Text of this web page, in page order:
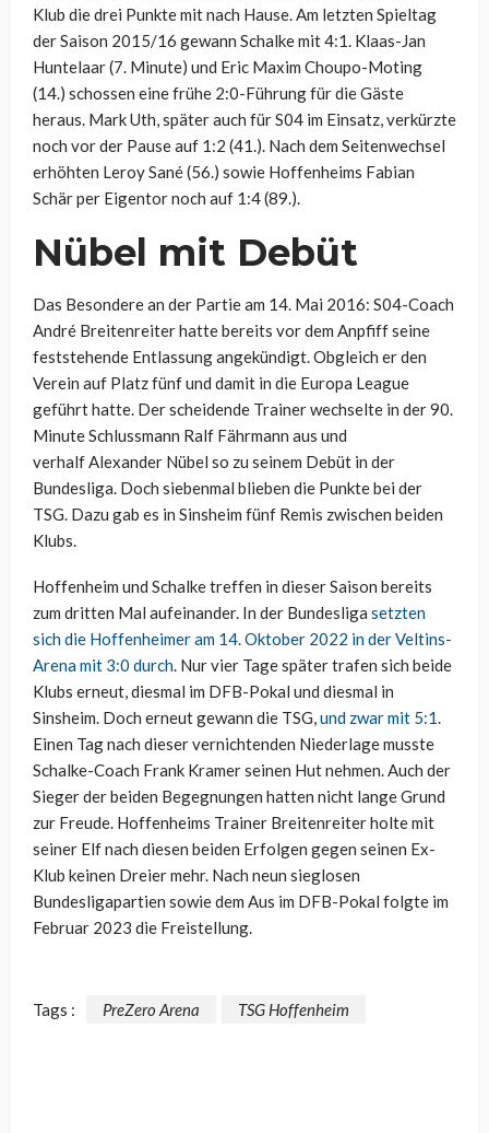
Klub die drei Punkte mit nach Hause. Am letzten Spieltag
der Saison 2015/16 gewann Schalke mit 4:1. Klaas-Jan
Huntelaar (7. Minute) und Eric Maxim Choupo-Moting
(14.) schossen eine frühe 2:0-Führung für die Gäste
heraus. Mark Uth, später auch für S04 im Einsatz, verkürzte
noch vor der Pause auf 1:2 (41.). Nach dem Seitenwechsel
erhöhten Leroy Sané (56.) sowie Hoffenheims Fabian
Schär per Eigentor noch auf 1:4 (89.).
Nübel mit Debüt
Das Besondere an der Partie am 14. Mai 2016: S04-Coach
André Breitenreiter hatte bereits vor dem Anpfiff seine
feststehende Entlassung angekündigt. Obgleich er den
Verein auf Platz fünf und damit in die Europa League
geführt hatte. Der scheidende Trainer wechselte in der 90.
Minute Schlussmann Ralf Fährmann aus und
verhalf Alexander Nübel so zu seinem Debüt in der
Bundesliga. Doch siebenmal blieben die Punkte bei der
TSG. Dazu gab es in Sinsheim fünf Remis zwischen beiden
Klubs.
Hoffenheim und Schalke treffen in dieser Saison bereits
zum dritten Mal aufeinander. In der Bundesliga setzten
sich die Hoffenheimer am 14. Oktober 2022 in der Veltins-
Arena mit 3:0 durch. Nur vier Tage später trafen sich beide
Klubs erneut, diesmal im DFB-Pokal und diesmal in
Sinsheim. Doch erneut gewann die TSG,und zwar mit 5:1.
Einen Tag nach dieser vernichtenden Niederlage musste
Schalke-Coach Frank Kramer seinen Hut nehmen. Auch der
Sieger der beiden Begegnungen hatten nicht lange Grund
zur Freude. Hoffenheims Trainer Breitenreiter holte mit
seiner Elf nach diesen beiden Erfolgen gegen seinen Ex-
Klub keinen Dreier mehr. Nach neun sieglosen
Bundesligapartien sowie dem Aus im DFB-Pokal folgte im
Februar 2023 die Freistellung.
Tags : PreZero Arena TSG Hoffenheim